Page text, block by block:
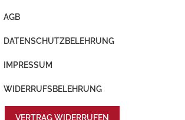
AGB
DATENSCHUTZBELEHRUNG
IMPRESSUM
WIDERRUFSBELEHRUNG
VERTRAG WIDERRUFEN